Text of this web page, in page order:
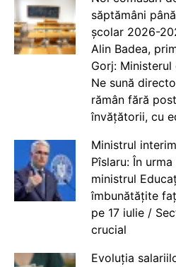
săptămâni
școlar 2026-
Alin Badea,
Gorj:
Ne sună
rămân fără
învățătorii, cu
Ministrul
Pîslaru: În
ministrul
îmbunătățite
pe 17 iulie /
crucial
Evoluția